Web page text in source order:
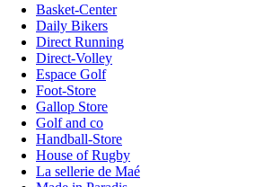
Basket-Center
Daily Bikers
Direct Running
Direct-Volley
Espace Golf
Foot-Store
Gallop Store
Golf and co
Handball-Store
House of Rugby
La sellerie de Maé